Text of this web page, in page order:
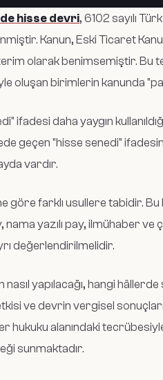
hisse devri, 6102 sayılı
Kanun, Eski Ticaret
olarak benimsemiştir. Bu
oluşan birimlerin kanunda
ifadesi daha yaygın
geçen "hisse senedi"
vardır.
göre farklı usullere tabidir.
nama yazılı pay, ilmühaber
değerlendirilmelidir.
yapılacağı, hangi
ve devrin vergisel sonuçları
hukuku alanındaki
sunmaktadır.